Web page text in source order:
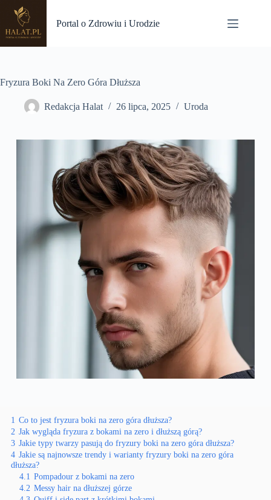
Przejdź
treści
Portal o Zdrowiu i Urodzie
Fryzura Boki Na Zero Góra Dłuższa
Redakcja Halat 26 lipca, 2025 Uroda
1 Co to jest fryzura boki na zero góra dłuższa?
2 Jak wygląda fryzura z bokami na zero i dłuższą górą?
3 Jakie typy twarzy pasują do fryzury boki na zero góra dłuższa?
4 Jakie są najnowsze trendy i warianty fryzury boki na zero góra
dłuższa?
4.1 Pompadour z bokami na zero
4.2 Messy hair na dłuższej górze